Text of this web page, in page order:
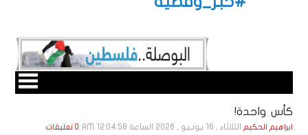
كأس واحدة!
ابراهيم الحكيم الثلاثاء , 16 يـونـيـو , 2026 الساعة 12:04:58 AM 0 تعليقات